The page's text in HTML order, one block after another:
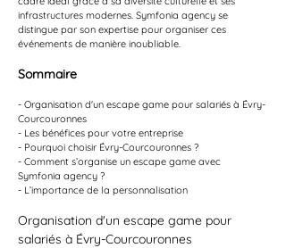
infrastructures modernes. Symfonia agency se
distingue par son expertise pour organiser ces
événements de manière inoubliable.
Sommaire
- Organisation d'un escape game pour salariés à Évry-
Courcouronnes
- Les bénéfices pour votre entreprise
- Pourquoi choisir Évry-Courcouronnes ?
- Comment s’organise un escape game avec
Symfonia agency ?
- L’importance de la personnalisation
Organisation d'un escape game pour
salariés à Évry-Courcouronnes